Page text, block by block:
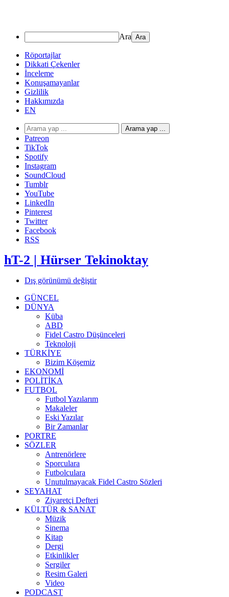
Ara
Röportajlar
Dikkati Çekenler
İnceleme
Konuşamayanlar
Gizlilik
Hakkımızda
EN
Arama yap ...
Patreon
TikTok
Spotify
Instagram
SoundCloud
Tumblr
YouTube
LinkedIn
Pinterest
Twitter
Facebook
RSS
hT-2 | Hürser Tekinoktay
Dış görünümü değiştir
GÜNCEL
DÜNYA
Küba
ABD
Fidel Castro Düşünceleri
Teknoloji
TÜRKİYE
Bizim Köşemiz
EKONOMİ
POLİTİKA
FUTBOL
Futbol Yazılarım
Makaleler
Eski Yazılar
Bir Zamanlar
PORTRE
SÖZLER
Antrenörlere
Sporculara
Futbolculara
Unutulmayacak Fidel Castro Sözleri
SEYAHAT
Ziyaretçi Defteri
KÜLTÜR & SANAT
Müzik
Sinema
Kitap
Dergi
Etkinlikler
Sergiler
Resim Galeri
Video
PODCAST